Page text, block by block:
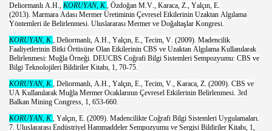
Deliormanlı A.H., KORUYAN, K. , Özdoğan M.V., Karaca, Z., Yalçın, E.
(2013). Marmara Adası Mermer Üretiminin Çevresel Etkilerinin Uzaktan Algılama
Yöntemleri ile Belirlenmesi. Uluslararası Mermer ve Doğaltaşlar Kongresi.
KORUYAN, K. , Deliormanlı, A.H., Yalçın, E., Tecim, V. (2009). Madencilik
Faaliyetlerinin Bitki Örtüsüne Olan Etkilerinin CBS ve Uzaktan Algılama Kullanılarak
Belirlenmesi: Muğla Örneği. DEUCBS Coğrafi Bilgi Sistemleri Sempozyumu: CBS ve
Bilgi Teknolojileri Bildiriler Kitabı, 1, 70-75.
KORUYAN, K. , Deliormanlı, A.H., Yalçın, E., Tecim, V., Karaca, Z. (2009). CBS ve
UA Kullanılarak Muğla Mermer Ocaklarının Çevresel Etkilerinin Belirlenmesi. 3rd
Balkan Mining Congress, 1, 653-660.
KORUYAN, K. , Yalçın, E. (2009). Madencilikte Coğrafi Bilgi Sistemleri Uygulamaları.
7. Uluslararası Endüstriyel Hammaddeler Sempozyumu ve Sergisi Bildiriler Kitabı, 1,